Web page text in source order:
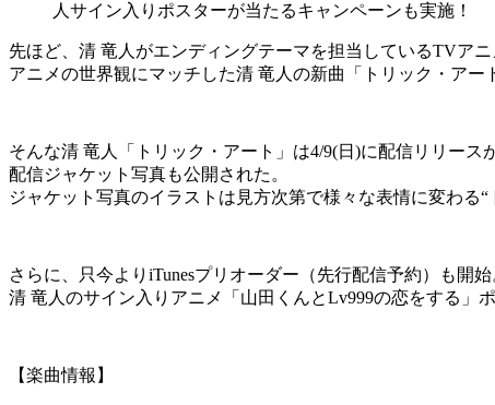
人サイン入りポスターが当たるキャンペーンも実施！
先ほど、清 竜人がエンディングテーマを担当しているTVア
アニメの世界観にマッチした清 竜人の新曲「トリック・アー
そんな清 竜人「トリック・アート」は4/9(日)に配信リリース
配信ジャケット写真も公開された。
ジャケット写真のイラストは見方次第で様々な表情に変わる“
さらに、只今よりiTunesプリオーダー（先行配信予約）も開始
清 竜人のサイン入りアニメ「山田くんとLv999の恋をする」
【楽曲情報】